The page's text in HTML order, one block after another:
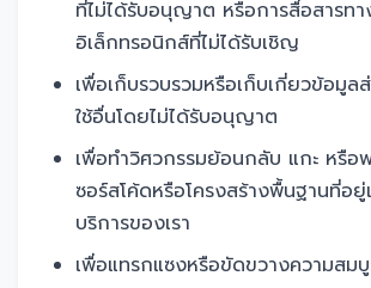
ที่ไม่ได้รับอนุญาต หรือการสื่อสารทา
อิเล็กทรอนิกส์ที่ไม่ได้รับเชิญ
เพื่อเก็บรวบรวมหรือเก็บเกี่ยวข้อมู
ใช้อื่นโดยไม่ได้รับอนุญาต
เพื่อทำวิศวกรรมย้อนกลับ แกะ หรือ
ซอร์สโค้ดหรือโครงสร้างพื้นฐานที่อ
บริการของเรา
เพื่อแทรกแซงหรือขัดขวางความสม